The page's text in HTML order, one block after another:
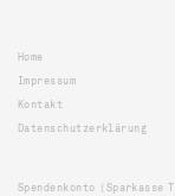
Home
Impressum
Kontakt
Datenschutzerklärung
Spendenkonto (Sparkasse